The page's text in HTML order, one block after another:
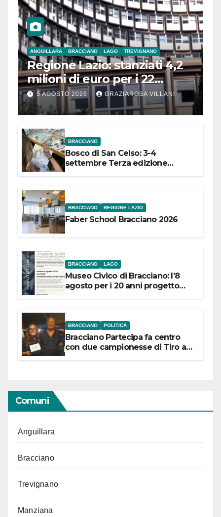
ANGUILLARA BRACCIANO LAGO TREVIGNANO
Regione Lazio: stanziati 4,2
milioni di euro per i 22
Comuni dell’Etruria
Meridionale
5 AGOSTO 2026 GRAZIAROSA VILLANI
BRACCIANO
Bosco di San Celso: 3-4
settembre Terza edizione
BRACCIANO REGIONE LAZIO
Faber School Bracciano 2026
BRACCIANO LAGO
Museo Civico di Bracciano: l’8
agosto per i 20 anni progetto
BRACCIANO POLITICA
Bracciano Partecipa fa centro
con due campionesse di Tiro a
Comuni
Anguillara
Bracciano
Trevignano
Manziana